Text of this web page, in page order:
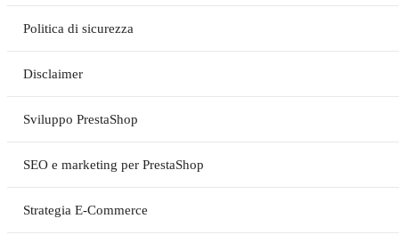
Politica di sicurezza
Disclaimer
Sviluppo PrestaShop
SEO e marketing per PrestaShop
Strategia E-Commerce